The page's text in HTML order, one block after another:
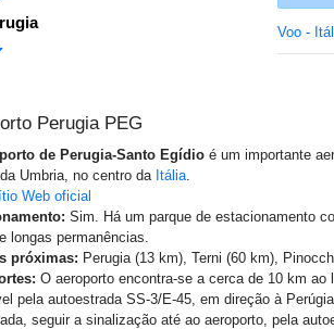
Voo -
Perugia PEG
de Perugia-Santo Egídio é um importante
Umbria, no centro da Itália.
Web oficial
Sim. Há um parque de estacionamento
longas permanências.
próximas: Perugia (13 km), Terni (60 km),
O aeroporto encontra-se a cerca de 10 km
pela autoestrada SS-3/E-45, em direção à
seguir a sinalização até ao aeroporto, pela